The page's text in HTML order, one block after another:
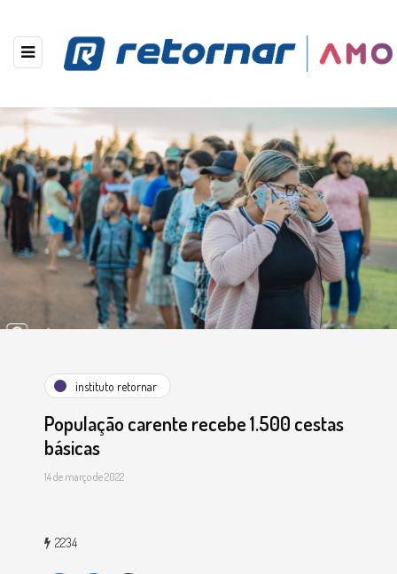
instituto retornar
População carente recebe 1.500 cestas
básicas
14 de março de 2022
2234